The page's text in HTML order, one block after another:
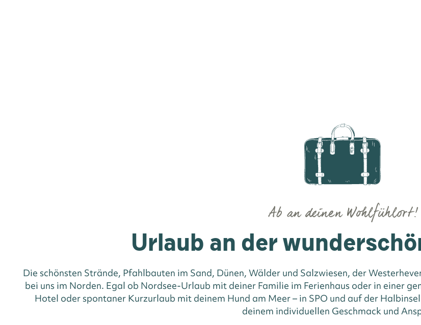
Urlaub an der
Ab an deinen Wohlfühlort!
Die schönsten Strände, Pfahlbauten im Sand, Dünen, Wälder und Salzwiesen, der
bei uns im Norden. Egal ob Nordsee-Urlaub mit deiner Familie im Ferienhaus oder in einer
Hotel oder spontaner Kurzurlaub mit deinem Hund am Meer – in SPO und auf der
deinem individuellen Geschmack und